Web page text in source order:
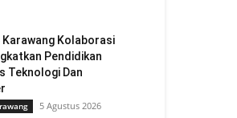
Karawang Kolaborasi
Pendidikan
Teknologi Dan
5 Agustus 2026